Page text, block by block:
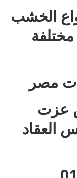
الخشب
مصر
نصر : 35 ش عزت
العقاد